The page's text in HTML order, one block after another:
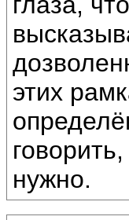
этих
нужно.